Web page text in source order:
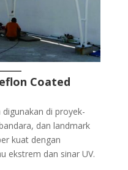
Coated
di proyek-
dan landmark
kuat dengan
ekstrem dan sinar UV.